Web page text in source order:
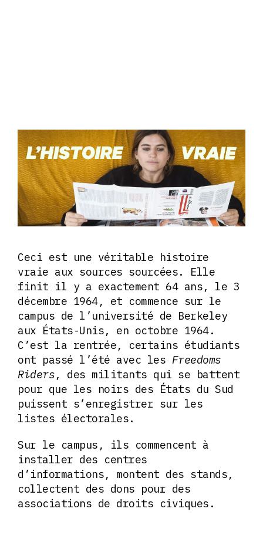
Ceci est une véritable histoire
vraie aux sources sourcées. Elle
finit il y a exactement 64 ans, le 3
décembre 1964, et commence sur le
campus de l’université de Berkeley
aux États-Unis, en octobre 1964.
C’est la rentrée, certains étudiants
ont passé l’été avec les Freedoms
Riders, des militants qui se battent
pour que les noirs des États du Sud
puissent s’enregistrer sur les
listes électorales.
Sur le campus, ils commencent à
installer des centres
d’informations, montent des stands,
collectent des dons pour des
associations de droits civiques.